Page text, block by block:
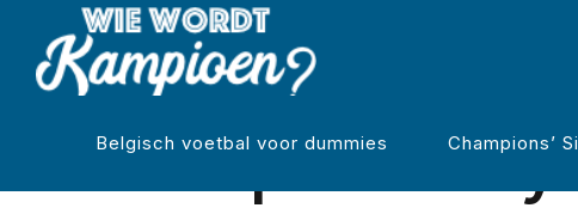
Belgisch voetbal voor dummies Champions’
REGULIERE COMPETITIE
Octopus